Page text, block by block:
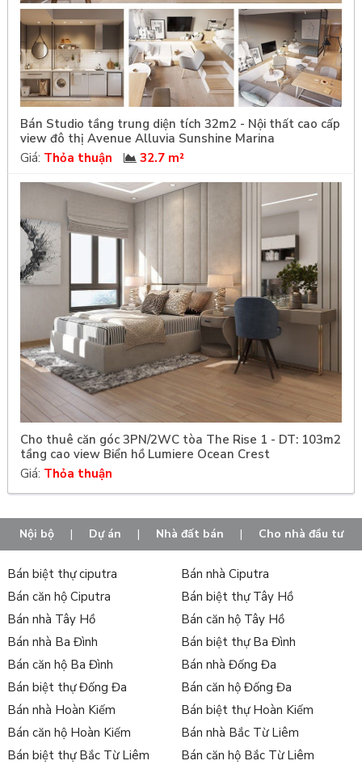
Bán Studio tầng trung diện tích 32m2 - Nội thất cao cấp
view đô thị Avenue Alluvia Sunshine Marina
Giá: Thỏa thuận 32.7 m²
Cho thuê căn góc 3PN/2WC tòa The Rise 1 - DT: 103m2
tầng cao view Biển hồ Lumiere Ocean Crest
Giá: Thỏa thuận
Nội bộ | Dự án | Nhà đất bán | Cho nhà đầu tư
Bán biệt thự ciputra
Bán nhà Ciputra
Bán căn hộ Ciputra
Bán biệt thự Tây Hồ
Bán nhà Tây Hồ
Bán căn hộ Tây Hồ
Bán nhà Ba Đình
Bán biệt thự Ba Đình
Bán căn hộ Ba Đình
Bán nhà Đống Đa
Bán biệt thự Đống Đa
Bán căn hộ Đống Đa
Bán nhà Hoàn Kiếm
Bán biệt thự Hoàn Kiếm
Bán căn hộ Hoàn Kiếm
Bán nhà Bắc Từ Liêm
Bán biệt thự Bắc Từ Liêm
Bán căn hộ Bắc Từ Liêm